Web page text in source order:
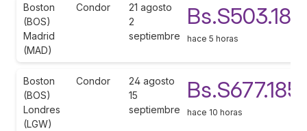
Boston
(BOS)
Madrid
(MAD)
Condor
21 agosto
2
septiembre
Bs.S503.184
hace 5 horas
Boston
(BOS)
Londres
(LGW)
Condor
24 agosto
15
septiembre
Bs.S677.185
hace 10 horas